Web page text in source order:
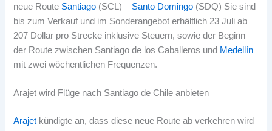
neue Route Santiago (SCL) – Santo Domingo (SDQ) Sie sind
bis zum Verkauf und im Sonderangebot erhältlich 23 Juli ab
207 Dollar pro Strecke inklusive Steuern, sowie der Beginn
der Route zwischen Santiago de los Caballeros und Medellín
mit zwei wöchentlichen Frequenzen.
Arajet wird Flüge nach Santiago de Chile anbieten
Arajet kündigte an, dass diese neue Route ab verkehren wird